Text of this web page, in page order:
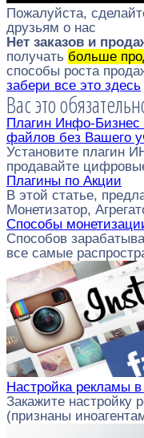
Пожалуйста,
друзьям о нас
Нет заказов и
получать больше
способы роста
забери все это здесь
Вас это
Плагин Инфо-
файлов без Вашего
Установите плагин
продавайте
Плагины по Акции
В этой статье,
Монетизатор,
Способы
Способов
все самые
Настройка рекламы
Закажите настройку
(признаны